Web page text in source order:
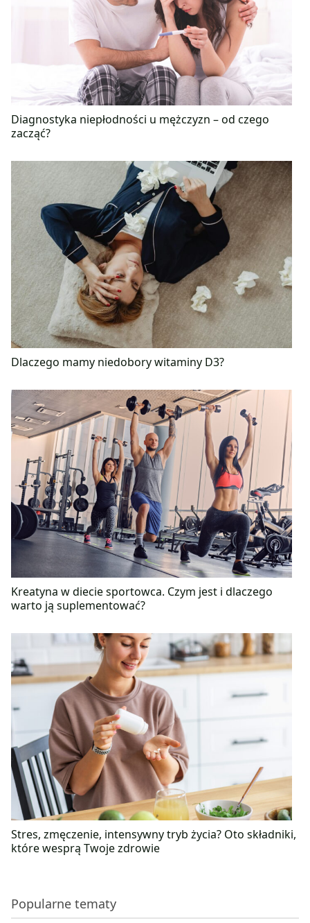
Diagnostyka niepłodności u mężczyzn – od czego
zacząć?
Dlaczego mamy niedobory witaminy D3?
Kreatyna w diecie sportowca. Czym jest i dlaczego
warto ją suplementować?
Stres, zmęczenie, intensywny tryb życia? Oto składniki,
które wesprą Twoje zdrowie
Popularne tematy